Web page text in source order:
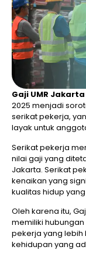
Gaji UMR Jakarta
2025 menjadi
serikat pekerja,
layak untuk
Serikat pekerja
nilai gaji yang
Jakarta. Serikat
kenaikan yang
kualitas hidup
Oleh karena itu,
memiliki
pekerja yang
kehidupan yang